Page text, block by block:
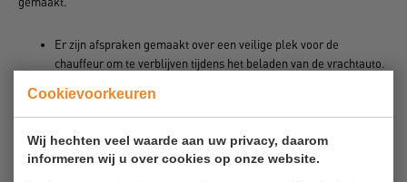
Cookievoorkeuren
Wij hechten veel waarde aan uw privacy, daarom
informeren wij u over cookies op onze website.
Er zijn afspraken gemaakt over een veilige plek voor de
chauffeur om te verblijven tijdens het beladen van de vrachtauto.
onbevoegden er op geattendeerd worden de plaats niet te
betreden en voorbijkomend verkeer gewaarschuwd wordt.
Plaatsen waar geladen of gelost wordt zijn goed verlicht.
Voertuigen waar buiten kantooruren mee gewerkt wordt zijn